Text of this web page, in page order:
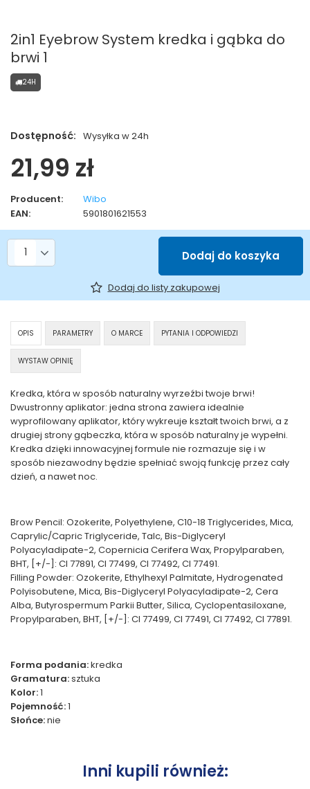
2in1 Eyebrow System kredka i gąbka do
brwi 1
24H
Dostępność: Wysyłka w 24h
21,99 zł
Producent:
Wibo
EAN:
5901801621553
Liczba produktów
Dodaj do koszyka
Dodaj do listy zakupowej
OPIS PARAMETRY O MARCE PYTANIA I ODPOWIEDZI
WYSTAW OPINIĘ
Kredka, która w sposób naturalny wyrzeźbi twoje brwi!
Dwustronny aplikator: jedna strona zawiera idealnie
wyprofilowany aplikator, który wykreuje kształt twoich brwi, a z
drugiej strony gąbeczka, która w sposób naturalny je wypełni.
Kredka dzięki innowacyjnej formule nie rozmazuje się i w
sposób niezawodny będzie spełniać swoją funkcję przez cały
dzień, a nawet noc.
Brow Pencil: Ozokerite, Polyethylene, C10-18 Triglycerides, Mica,
Caprylic/Capric Triglyceride, Talc, Bis-Diglyceryl
Polyacyladipate-2, Copernicia Cerifera Wax, Propylparaben,
BHT, [+/-]: CI 77891, CI 77499, CI 77492, CI 77491.
Filling Powder: Ozokerite, Ethylhexyl Palmitate, Hydrogenated
Polyisobutene, Mica, Bis-Diglyceryl Polyacyladipate-2, Cera
Alba, Butyrospermum Parkii Butter, Silica, Cyclopentasiloxane,
Propylparaben, BHT, [+/-]: CI 77499, CI 77491, CI 77492, CI 77891.
Forma podania:kredka
Gramatura:sztuka
Kolor:1
Pojemność:1
Słońce:nie
Inni kupili również: